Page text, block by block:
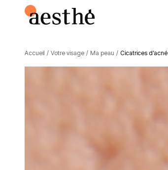
Accueil / Votre visage / Ma peau / Cicatrices d’acné